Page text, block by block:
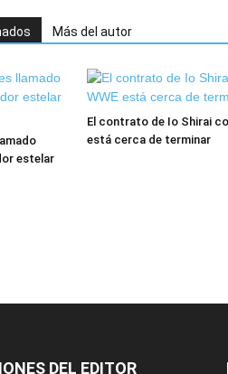
Más del autor
estelar
El contrato de Io Shirai
está cerca de terminar
DEL EDITOR